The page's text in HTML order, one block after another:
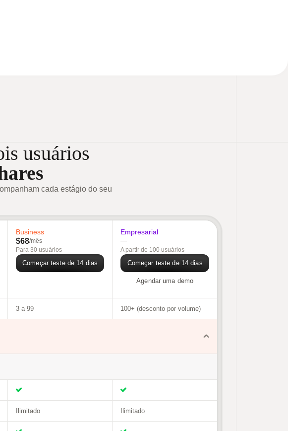
usuários
cada estágio do seu
Business
$68/mês
Para 30 usuários
Começar teste de 14 dias
Empresarial
—
A partir de 100 usuários
Começar teste de 14 dias
Agendar uma demo
3 a 99 100+ (desconto por volume)
Ilimitado Ilimitado